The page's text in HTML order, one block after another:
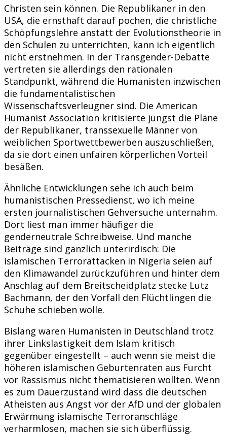
Christen sein können. Die Republikaner in den
USA, die ernsthaft darauf pochen, die christliche
Schöpfungslehre anstatt der Evolutionstheorie in
den Schulen zu unterrichten, kann ich eigentlich
nicht erstnehmen. In der Transgender-Debatte
vertreten sie allerdings den rationalen
Standpunkt, während die Humanisten inzwischen
die fundamentalistischen
Wissenschaftsverleugner sind. Die American
Humanist Association kritisierte jüngst die Pläne
der Republikaner, transsexuelle Männer von
weiblichen Sportwettbewerben auszuschließen,
da sie dort einen unfairen körperlichen Vorteil
besäßen.
Ähnliche Entwicklungen sehe ich auch beim
humanistischen Pressedienst, wo ich meine
ersten journalistischen Gehversuche unternahm.
Dort liest man immer häufiger die
genderneutrale Schreibweise. Und manche
Beiträge sind gänzlich unterirdisch: Die
islamischen Terrorattacken in Nigeria seien auf
den Klimawandel zurückzuführen und hinter dem
Anschlag auf dem Breitscheidplatz stecke Lutz
Bachmann, der den Vorfall den Flüchtlingen die
Schuhe schieben wolle.
Bislang waren Humanisten in Deutschland trotz
ihrer Linkslastigkeit dem Islam kritisch
gegenüber eingestellt – auch wenn sie meist die
höheren islamischen Geburtenraten aus Furcht
vor Rassismus nicht thematisieren wollten. Wenn
es zum Dauerzustand wird dass die deutschen
Atheisten aus Angst vor der AfD und der globalen
Erwärmung islamische Terroranschläge
verharmlosen, machen sie sich überflüssig.